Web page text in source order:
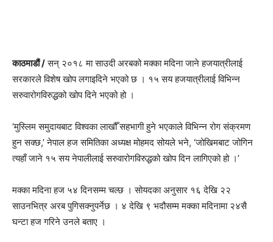
काठमाडौं /सन् २०१८ मा साउदी अरबको मक्का मदिना जाने हजयात्रीलाई
सरकारले विशेष खोप लगाइदिने भएको छ । १५ सय हजयात्रीलाई विभिन्न
सरुवारोगविरुद्धको खोप दिने भएको हो ।
‘मुस्लिम समुदायबाट विश्वका लाखौँ सहभागी हुने भएकाले विभिन्न रोग संक्रमण
हुन सक्छ,’ नेपाल हज समितिका अध्यक्ष मोहमद सोयले भने, ‘जोखिमबाट जोगिन
त्यहाँ जाने १५ सय नेपालीलाई सरुवारोगविरुद्धको खोप दिन लागिएको हो ।’
मक्का मदिना हज ५४ दिनसम्म चल्छ । सोयदका अनुसार १६ देखि २२
साउनभित्र अरब पुगिसक्नुपर्नेछ । ४ देखि ९ भदौसम्म मक्का मदिनामा २४सै
घन्टा हज गरिने उनले बताए ।